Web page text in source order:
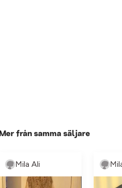
Mer från samma säljare
Mila Ali